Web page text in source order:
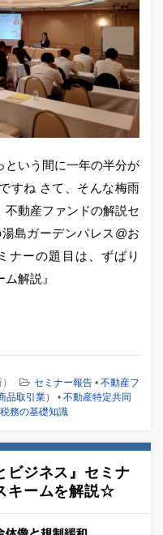
という間に一年の半分が
すね さて、そんな梅雨
動産ファンドの解説セ
島ガーデンパレス@お
ナーの題目は、ずばり
解説』
） セミナー報告 • 不動産フ
取引業） • 不動産特定共同
務の基礎知識
ビジネス』セミナ
キームを解説☆